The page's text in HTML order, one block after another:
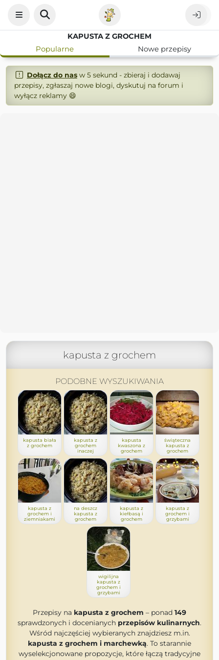
KAPUSTA Z GROCHEM
Popularne
Nowe przepisy
Dołącz do nasw 5 sekund - zbieraj i dodawaj
przepisy, zgłaszaj nowe blogi, dyskutuj na forum i
wyłącz reklamy 😄
kapusta z grochem
PODOBNE WYSZUKIWANIA
kapusta biała
z grochem
kapusta z
grochem
inaczej
kapusta
kwaszona z
grochem
świąteczna
kapusta z
grochem
kapusta z
grochem i
ziemniakami
na deszcz
kapusta z
grochem
kapusta z
kiełbasą i
grochem
kapusta z
grochem i
grzybami
wigilijna
kapusta z
grochem i
grzybami
Przepisy na kapusta z grochem – ponad 149
sprawdzonych i docenianych przepisów kulinarnych.
Wśród najczęściej wybieranych znajdziesz m.in.
kapusta z grochem i marchewką. To starannie
wyselekcjonowane propozycje, które łączą tradycyjne